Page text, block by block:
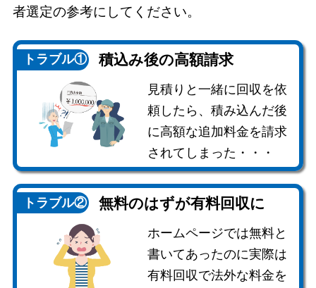
者選定の参考にしてください。
トラブル① 積込み後の高額請求
見積りと一緒に回収を依
頼したら、積み込んだ後
に高額な追加料金を請求
されてしまった・・・
トラブル② 無料のはずが有料回収に
ホームページでは無料と
書いてあったのに実際は
有料回収で法外な料金を